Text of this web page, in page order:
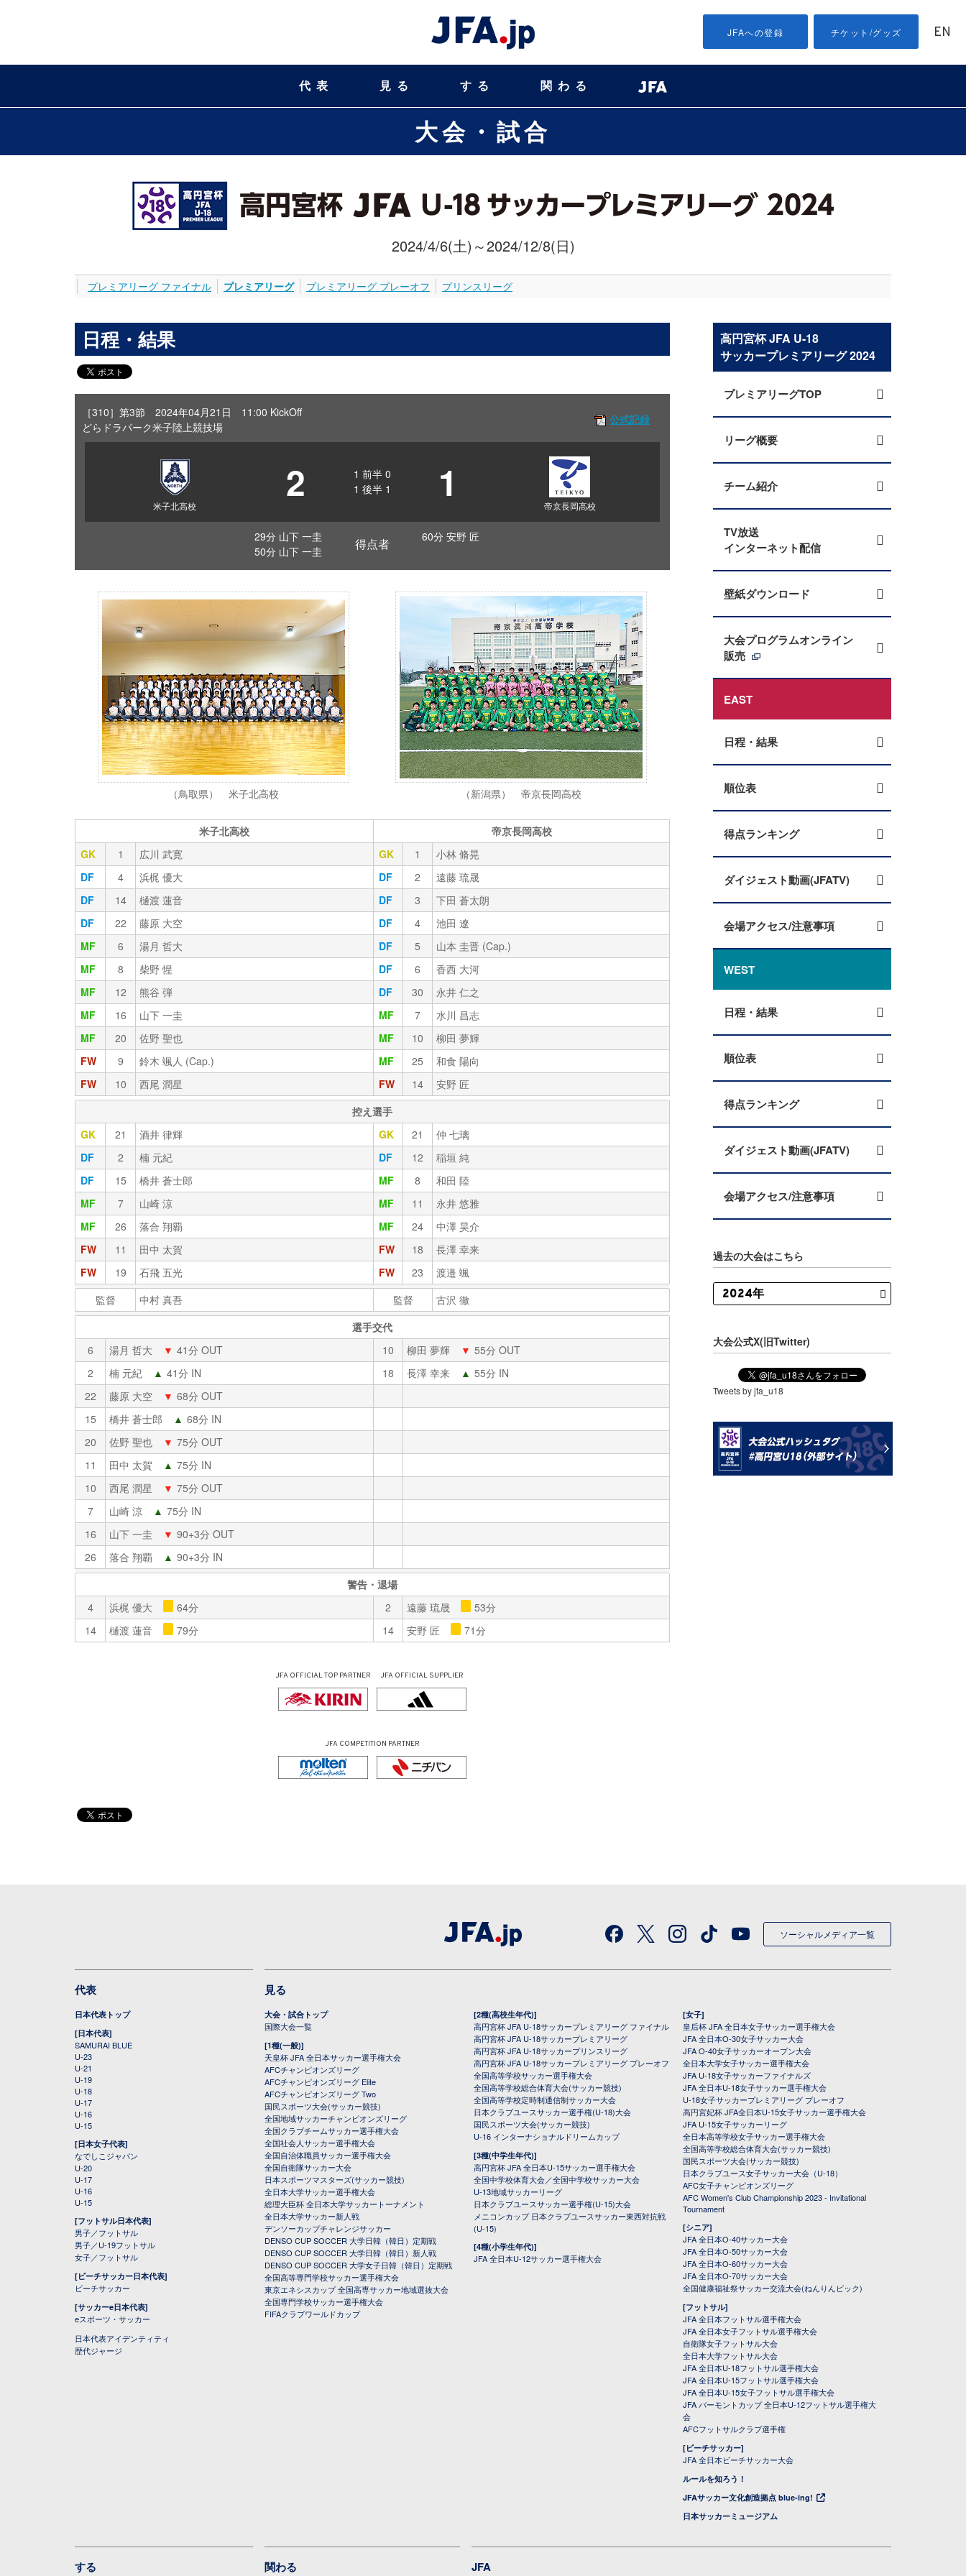
JFAへの登録 チケット/グッズ EN
代表 見る する 関わる
大会・試合
2024/4/6(土)～2024/12/8(日)
プレミアリーグ ファイナル プレミアリーグ プレミアリーグ プレーオフ プリンスリーグ
日程・結果
［310］第3節 2024年04月21日 11:00 KickOff
どらドラパーク米子陸上競技場
公式記録
米子北高校 2 1 前半 0
1 後半 1 1 帝京長岡高校
29分 山下 一圭
50分 山下 一圭
得点者 60分 安野 匠
（鳥取県） 米子北高校 （新潟県） 帝京長岡高校
米子北高校
帝京長岡高校
GK
1 広川 武寛 GK 1
小林 脩晃
DF
4 浜梶 優大 DF 2
遠藤 琉晟
DF
14 樋渡 蓮音 DF 3
下田 蒼太朗
DF
22 藤原 大空 DF 4
池田 遼
MF
6 湯月 哲大 DF 5
山本 圭晋 (Cap.)
MF
8 柴野 惺 DF 6
香西 大河
MF
12 熊谷 弾 DF 30
永井 仁之
MF
16 山下 一圭 MF 7
水川 昌志
MF
20 佐野 聖也 MF 10
柳田 夢輝
FW
9 鈴木 颯人 (Cap.) MF 25
和食 陽向
FW
10 西尾 潤星 FW 14
安野 匠
控え選手
GK
21 酒井 律輝 GK 21
仲 七璃
DF
2 楠 元紀 DF 12
稲垣 純
DF
15 橋井 蒼士郎 MF 8
和田 陸
MF
7 山崎 涼 MF 11
永井 悠雅
MF
26 落合 翔覇 MF 24
中澤 昊介
FW
11 田中 太賀 FW 18
長澤 幸来
FW
19 石飛 五光 FW 23
渡邉 颯
監督
中村 真吾 監督
古沢 徹
選手交代
6
湯月 哲大 ▼ 41分 OUT 10 柳田 夢輝 ▼ 55分 OUT
2
楠 元紀 ▲ 41分 IN 18 長澤 幸来 ▲ 55分 IN
22
藤原 大空 ▼ 68分 OUT
15
橋井 蒼士郎 ▲ 68分 IN
20
佐野 聖也 ▼ 75分 OUT
11
田中 太賀 ▲ 75分 IN
10
西尾 潤星 ▼ 75分 OUT
7
山崎 涼 ▲ 75分 IN
16
山下 一圭 ▼ 90+3分 OUT
26
落合 翔覇 ▲ 90+3分 IN
警告・退場
4
浜梶 優大 64分 2 遠藤 琉晟
53分
14
樋渡 蓮音 79分 14 安野 匠 71分
JFA OFFICIALTOP PARTNER JFA OFFICIAL SUPPLIER
JFA COMPETITION PARTNER
高円宮杯 JFA U-18
サッカープレミアリーグ 2024
プレミアリーグTOP
リーグ概要
チーム紹介
TV放送
インターネット配信
壁紙ダウンロード
大会プログラムオンライン
販売
EAST
日程・結果
順位表
得点ランキング
ダイジェスト動画(JFATV)
会場アクセス/注意事項
WEST
日程・結果
順位表
得点ランキング
ダイジェスト動画(JFATV)
会場アクセス/注意事項
過去の大会はこちら
大会公式X(旧Twitter)
Tweets by jfa_u18
ソーシャルメディア一覧
代表
日本代表トップ
[日本代表]
SAMURAI BLUE
U-23
U-21
U-19
U-18
U-17
U-16
U-15
[日本女子代表]
なでしこジャパン
U-20
U-17
U-16
U-15
[フットサル日本代表]
男子／フットサル
男子／U-19フットサル
女子／フットサル
[ビーチサッカー日本代表]
ビーチサッカー
[サッカーe日本代表]
eスポーツ・サッカー
日本代表アイデンティティ
歴代ジャージ
見る
大会・試合トップ
国際大会一覧
[1種(一般)]
天皇杯 JFA 全日本サッカー選手権大会
AFCチャンピオンズリーグ
AFCチャンピオンズリーグ Elite
AFCチャンピオンズリーグ Two
国民スポーツ大会(サッカー競技)
全国地域サッカーチャンピオンズリーグ
全国クラブチームサッカー選手権大会
全国社会人サッカー選手権大会
全国自治体職員サッカー選手権大会
全国自衛隊サッカー大会
日本スポーツマスターズ(サッカー競技)
全日本大学サッカー選手権大会
総理大臣杯 全日本大学サッカートーナメント
全日本大学サッカー新人戦
デンソーカップチャレンジサッカー
DENSO CUP SOCCER 大学日韓（韓日）定期戦
DENSO CUP SOCCER 大学日韓（韓日）新人戦
DENSO CUP SOCCER 大学女子日韓（韓日）定期戦
全国高等専門学校サッカー選手権大会
東京エネシスカップ 全国高専サッカー地域選抜大会
全国専門学校サッカー選手権大会
FIFAクラブワールドカップ
[2種(高校生年代)]
高円宮杯 JFA U-18サッカープレミアリーグ ファイナル
高円宮杯 JFA U-18サッカープレミアリーグ
高円宮杯 JFA U-18サッカープリンスリーグ
高円宮杯 JFA U-18サッカープレミアリーグ プレーオフ
全国高等学校サッカー選手権大会
全国高等学校総合体育大会(サッカー競技)
全国高等学校定時制通信制サッカー大会
日本クラブユースサッカー選手権(U-18)大会
国民スポーツ大会(サッカー競技)
U-16 インターナショナルドリームカップ
[3種(中学生年代)]
高円宮杯 JFA 全日本U-15サッカー選手権大会
全国中学校体育大会／全国中学校サッカー大会
U-13地域サッカーリーグ
日本クラブユースサッカー選手権(U-15)大会
メニコンカップ 日本クラブユースサッカー東西対抗戦
(U-15)
[4種(小学生年代)]
JFA 全日本U-12サッカー選手権大会
[女子]
皇后杯 JFA 全日本女子サッカー選手権大会
JFA 全日本O-30女子サッカー大会
JFA O-40女子サッカーオープン大会
全日本大学女子サッカー選手権大会
JFA U-18女子サッカーファイナルズ
JFA 全日本U-18女子サッカー選手権大会
U-18女子サッカープレミアリーグ プレーオフ
高円宮妃杯 JFA全日本U-15女子サッカー選手権大会
JFA U-15女子サッカーリーグ
全日本高等学校女子サッカー選手権大会
全国高等学校総合体育大会(サッカー競技)
国民スポーツ大会(サッカー競技)
日本クラブユース女子サッカー大会（U-18）
AFC女子チャンピオンズリーグ
AFC Women's Club Championship 2023 - Invitational
Tournament
[シニア]
JFA 全日本O-40サッカー大会
JFA 全日本O-50サッカー大会
JFA 全日本O-60サッカー大会
JFA 全日本O-70サッカー大会
全国健康福祉祭サッカー交流大会(ねんりんピック)
[フットサル]
JFA 全日本フットサル選手権大会
JFA 全日本女子フットサル選手権大会
自衛隊女子フットサル大会
全日本大学フットサル大会
JFA 全日本U-18フットサル選手権大会
JFA 全日本U-15フットサル選手権大会
JFA 全日本U-15女子フットサル選手権大会
JFA バーモントカップ 全日本U-12フットサル選手権大
会
AFCフットサルクラブ選手権
[ビーチサッカー]
JFA 全日本ビーチサッカー大会
ルールを知ろう！
JFAサッカー文化創造拠点 blue-ing!
日本サッカーミュージアム
する 関わる JFA